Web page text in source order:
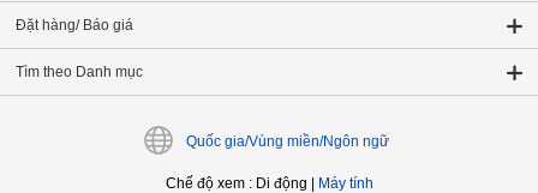
Đặt hàng/ Báo giá
Tìm theo Danh mục
Quốc gia/Vùng miền/Ngôn ngữ
Chế độ xem: Di động Máy tính